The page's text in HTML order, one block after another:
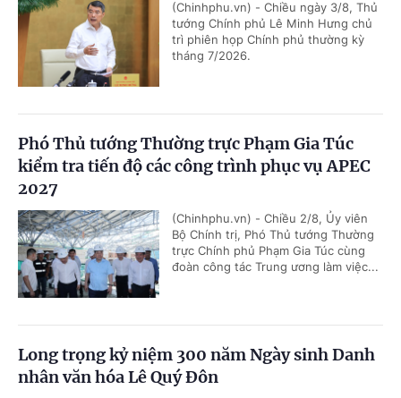
(Chinhphu.vn) - Chiều ngày 3/8, Thủ
tướng Chính phủ Lê Minh Hưng chủ
trì phiên họp Chính phủ thường kỳ
tháng 7/2026.
Phó Thủ tướng Thường trực Phạm Gia Túc
kiểm tra tiến độ các công trình phục vụ APEC
2027
(Chinhphu.vn) - Chiều 2/8, Ủy viên
Bộ Chính trị, Phó Thủ tướng Thường
trực Chính phủ Phạm Gia Túc cùng
đoàn công tác Trung ương làm việc...
Long trọng kỷ niệm 300 năm Ngày sinh Danh
nhân văn hóa Lê Quý Đôn